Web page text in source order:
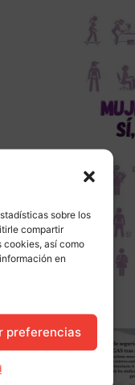
sobre los
compartir
cookies, así como
en
preferencias